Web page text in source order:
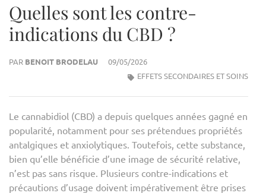
Quelles sont les contre-
indications du CBD ?
PAR BENOIT BRODELAU
09/05/2026
EFFETS SECONDAIRES ET SOINS
Le cannabidiol (CBD) a depuis quelques années gagné en
popularité, notamment pour ses prétendues propriétés
antalgiques et anxiolytiques. Toutefois, cette substance,
bien qu’elle bénéficie d’une image de sécurité relative,
n’est pas sans risque. Plusieurs contre-indications et
précautions d’usage doivent impérativement être prises